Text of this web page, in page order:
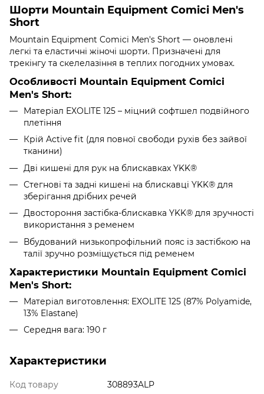
Шорти Mountain Equipment Comici Men's
Short
Mountain Equipment Comici Men's Short — оновлені
легкі та еластичні жіночі шорти. Призначені для
трекінгу та скелелазіння в теплих погодних умовах.
Особливості Mountain Equipment Comici
Men's Short:
Матеріал EXOLITE 125 – міцний софтшел подвійного
плетіння
Крій Active fit (для повної свободи рухів без зайвої
тканини)
Дві кишені для рук на блискавках YKK®
Стегнові та задні кишені на блискавці YKK® для
зберігання дрібних речей
Двостороння застібка-блискавка YKK® для зручності
використання з ременем
Вбудований низькопрофільний пояс із застібкою на
талії зручно розміщується під ременем
Характеристики Mountain Equipment Comici
Men's Short:
Матеріал виготовлення: EXOLITE 125 (87% Polyamide,
13% Elastane)
Середня вага: 190 г
Характеристики
Код товару 308893ALP